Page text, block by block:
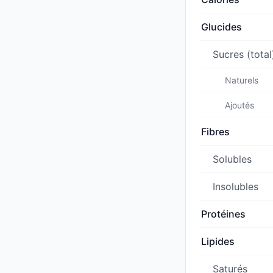
Glucides
Sucres
Naturels
Ajoutés
Fibres
Solubles
Insolubles
Protéines
Lipides
Saturés